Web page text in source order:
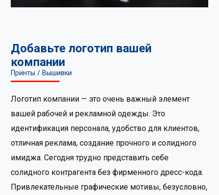
Добавьте логотип вашей
компании
Принты / Вышивки
Логотип компании — это очень важный элемент
вашей рабочей и рекламной одежды. Это
идентификация персонала, удобство для клиентов,
отличная реклама, создание прочного и солидного
имиджа. Сегодня трудно представить себе
солидного контрагента без фирменного дресс-кода.
Привлекательные графические мотивы, безусловно,